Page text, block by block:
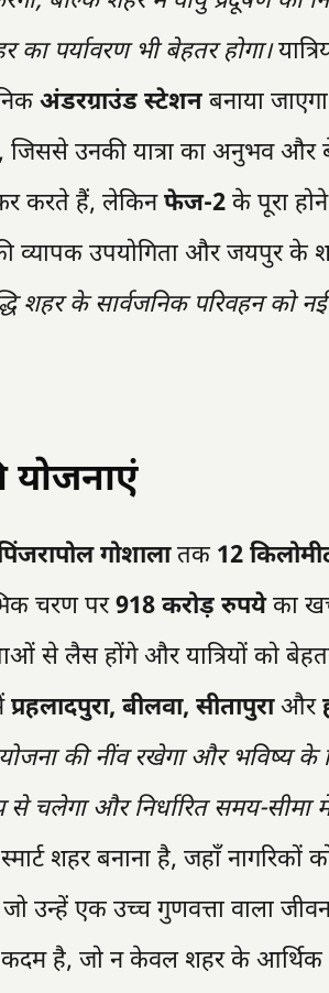
पर्यावरण भी बेहतर होगा।
अंडरग्राउंड स्टेशन बनाया
उनकी यात्रा का अनुभव और
करते हैं, लेकिनफेज-2 के पूरा
व्यापक उपयोगिता और जयपुर के
शहर के सार्वजनिक परिवहन को
योजनाएं
गोशालातक 12
चरण पर918 करोड़ रुपयेका
से लैस होंगे और यात्रियों को
प्रहलादपुरा, बीलवा, सीतापुराऔर
की नींव रखेगा और भविष्य के
और निर्धारित समय-सीमा
शहर बनाना है, जहाँ नागरिकों
एक उच्च गुणवत्ता वाला जीवन
कदम है, जो न केवल शहर के आर्थिक